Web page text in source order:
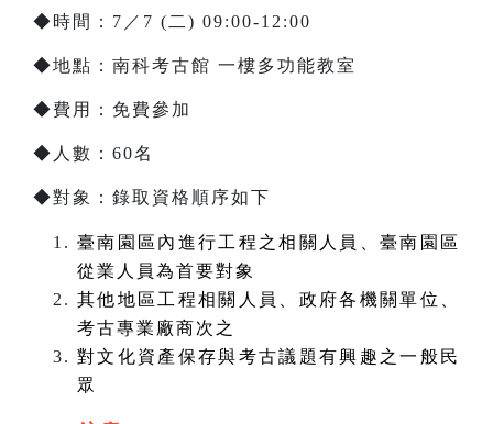
◆時間：7／7 (二) 09:00-12:00
◆地點：南科考古館 一樓多功能教室
◆費用：免費參加
◆人數：60名
◆對象：錄取資格順序如下
臺南園區內進行工程之相關人員、臺南園區
從業人員為首要對象
其他地區工程相關人員、政府各機關單位、
考古專業廠商次之
對文化資產保存與考古議題有興趣之一般民
眾